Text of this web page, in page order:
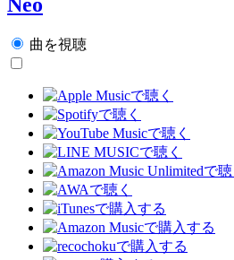
曲を視聴